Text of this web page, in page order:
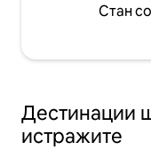
Стан
Дестинации
истражите